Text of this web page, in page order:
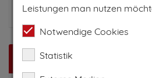
Kontakt
Leistungen man nutzen
Notwendige Cookies
Statistik